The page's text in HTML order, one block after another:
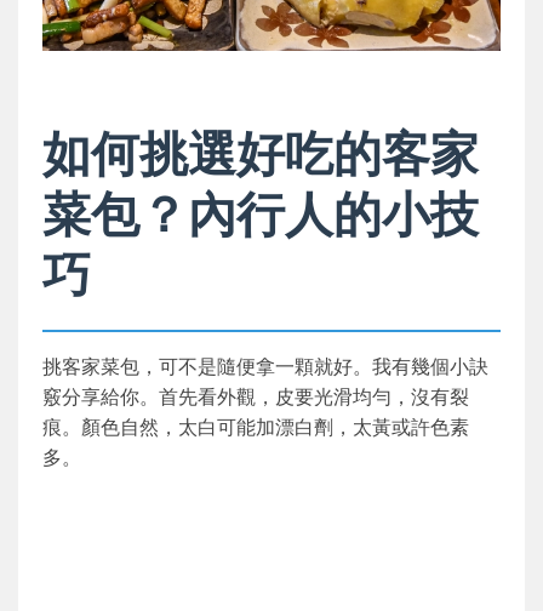
如何挑選好吃的客家
菜包？內行人的小技
巧
挑客家菜包，可不是隨便拿一顆就好。我有幾個小訣
竅分享給你。首先看外觀，皮要光滑均勻，沒有裂
痕。顏色自然，太白可能加漂白劑，太黃或許色素
多。